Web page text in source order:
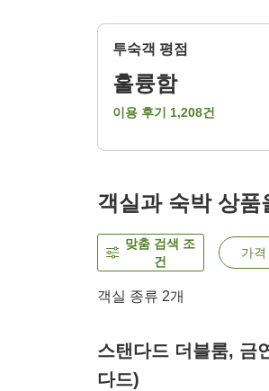
투숙객 평점
훌륭함
이용 후기 1,208건
객실과 숙박 상품
맞춤 검색 조
건
가
객실 종류 2개
스탠다드 더블룸, 금
다드)